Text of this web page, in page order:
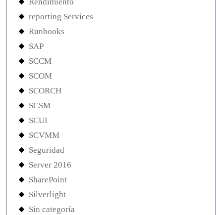
Rendimiento
reporting Services
Runbooks
SAP
SCCM
SCOM
SCORCH
SCSM
SCUI
SCVMM
Seguridad
Server 2016
SharePoint
Silverlight
Sin categoría